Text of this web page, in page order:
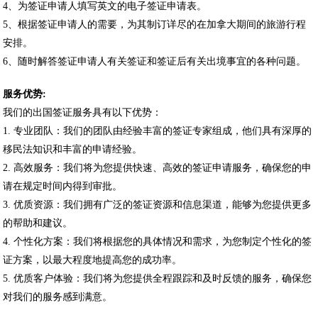
4、为签证申请人填写英文的电子签证申请表。
5、根据签证申请人的需要，为其制订详尽的在加拿大期间的旅游行程
安排。
6、随时解答签证申请人有关签证和签证后有关出境事宜的各种问题。
服务优势:
我们的出国签证服务具有以下优势：
1. 专业团队：我们的团队由经验丰富的签证专家组成，他们具有深厚的
移民法知识和丰富的申请经验。
2. 高效服务：我们将为您提供快速、高效的签证申请服务，确保您的申
请在规定时间内得到审批。
3. 优质资源：我们拥有广泛的签证资源和信息渠道，能够为您提供更多
的帮助和建议。
4. 个性化方案：我们将根据您的具体情况和需求，为您制定个性化的签
证方案，以最大程度地提高您的成功率。
5. 优质客户体验：我们将为您提供全程跟踪和及时反馈的服务，确保您
对我们的服务感到满意。